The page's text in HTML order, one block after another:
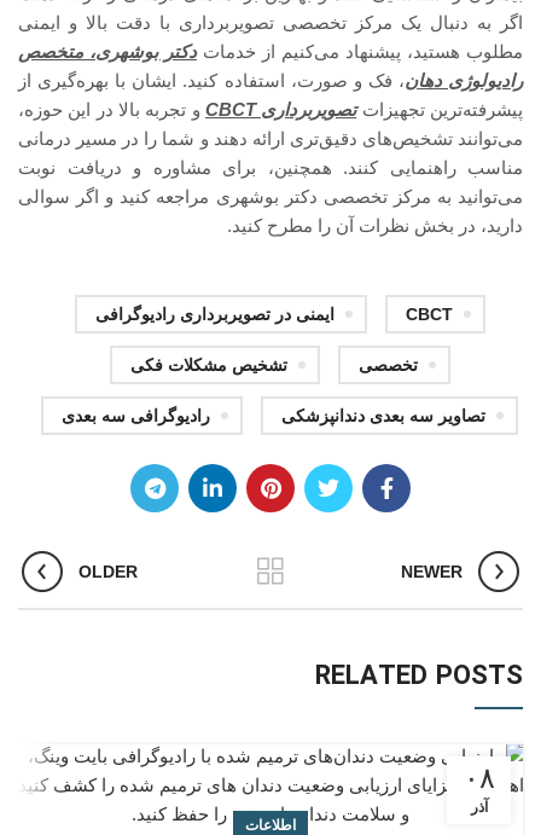
اگر به دنبال یک مرکز تخصصی تصویربرداری با دقت بالا و ایمنی
مطلوب هستید، پیشنهاد می‌کنیم از خدماتدکتر بوشهری، متخصص
رادیولوژی دهان، فک و صورت، استفاده کنید. ایشان با بهره‌گیری از
پیشرفته‌ترین تجهیزاتتصویربرداری CBCT
و تجربه بالا در این حوزه،
می‌توانند تشخیص‌های دقیق‌تری ارائه دهند و شما را در مسیر درمانی
مناسب راهنمایی کنند. همچنین، برای مشاوره و دریافت نوبت
می‌توانید به مرکز تخصصی دکتر بوشهری مراجعه کنید و اگر سوالی
دارید، در بخش نظرات آن را مطرح کنید.
CBCT ایمنی در تصویربرداری رادیوگرافی
تخصصی تشخیص مشکلات فکی
تصاویر سه‌ بعدی دندانپزشکی رادیوگرافی سه‌ بعدی
NEWER
OLDER
RELATED POSTS
۰۸
آذر
اطلاعات